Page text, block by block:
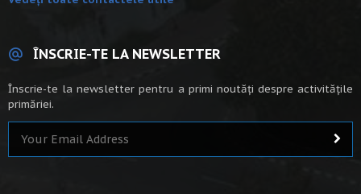
ÎNSCRIE-TE LA NEWSLETTER
Înscrie-te la newsletter pentru a primi noutăți despre activitățile
primăriei.